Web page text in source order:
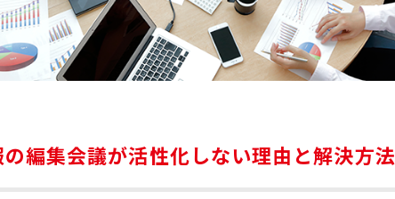
編集会議が活性化しない理由と解決方法